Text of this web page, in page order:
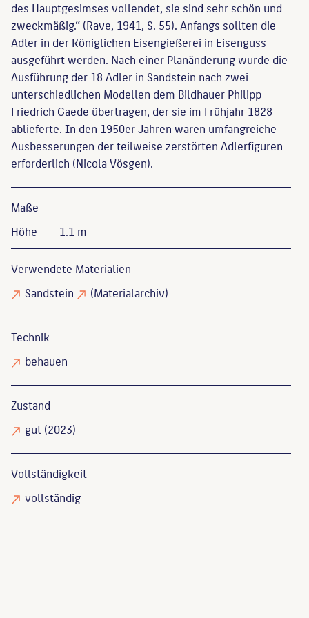
des Hauptgesimses vollendet, sie sind sehr schön und
zweckmäßig.“ (Rave, 1941, S. 55). Anfangs sollten die
Adler in der Königlichen Eisengießerei in Eisenguss
ausgeführt werden. Nach einer Planänderung wurde die
Ausführung der 18 Adler in Sandstein nach zwei
unterschiedlichen Modellen dem Bildhauer Philipp
Friedrich Gaede übertragen, der sie im Frühjahr 1828
ablieferte. In den 1950er Jahren waren umfangreiche
Ausbesserungen der teilweise zerstörten Adlerfiguren
erforderlich (Nicola Vösgen).
Maße
Höhe
1.1 m
Verwendete Materialien
Sandstein
(Materialarchiv)
Technik
behauen
Zustand
gut(2023)
Vollständigkeit
vollständig